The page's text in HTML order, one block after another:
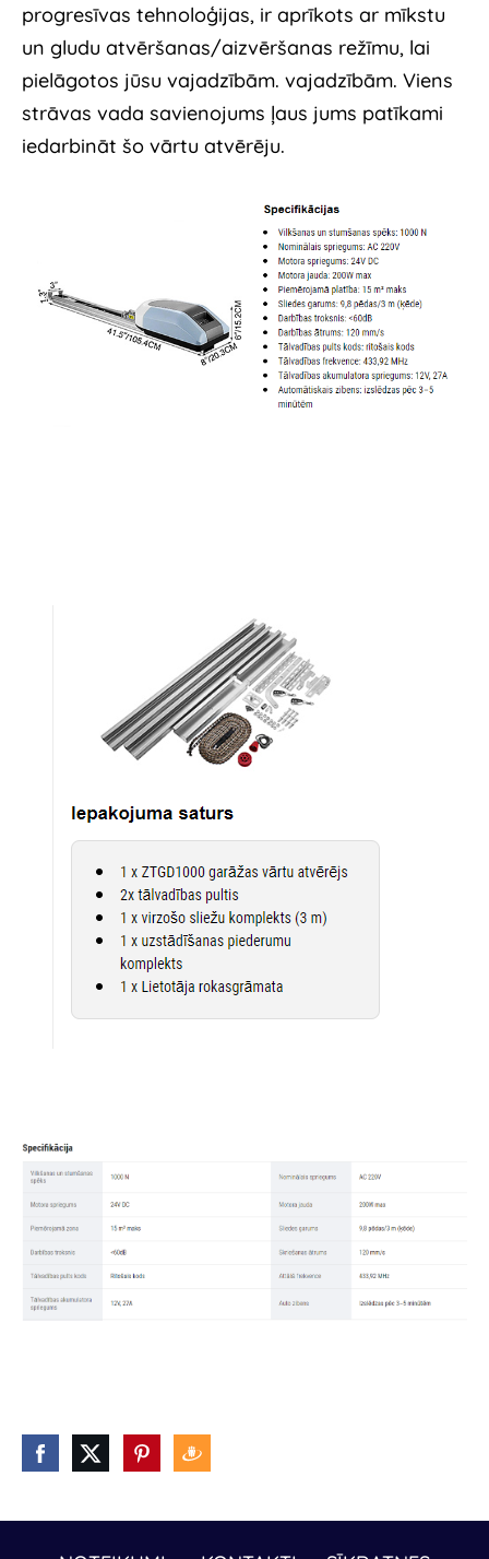
progresīvas tehnoloģijas, ir aprīkots ar mīkstu
un gludu atvēršanas/aizvēršanas režīmu, lai
pielāgotos jūsu vajadzībām. vajadzībām. Viens
strāvas vada savienojums ļaus jums patīkami
iedarbināt šo vārtu atvērēju.